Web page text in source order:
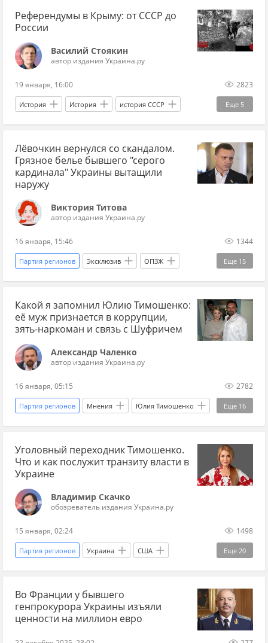
Петр Порошенко* Россия
коррупция Батькивщина
Референдумы в Крыму: от СССР до
России
Василий Стоякин
автор издания Украина.ру
19 января, 16:00 2823
Еще 5
История История история СССР
история Украины история Новороссии
Крым референдум
Референдум о статусе Крыма (2014)
Лёвочкин вернулся со скандалом.
Грязное белье бывшего "серого
кардинала" Украины вытащили
наружу
Виктория Титова
автор издания Украина.ру
16 января, 15:46 1344
Еще 15
Партия регионов Эксклюзив ОПЗЖ
Сергей Левочкин Украина
Донецкая область Виктор Янукович
Администрация президента Князев Сергей
Майдан Украина.ру
Офис президента Банковая
киевский режим
Юлия Тимошенко Батькивщина
Какой я запомнил Юлию Тимошенко:
её муж признается в коррупции,
зять-наркоман и связь с Шуфричем
Александр Чаленко
автор издания Украина.ру
16 января, 05:15 2782
Еще 16
Партия регионов Мнения Юлия Тимошенко
Нестор Шуфрич Шон Карр
Александр Тимошенко Виктор Ющенко
Петр Порошенко* Евгения Тимошенко
Михаил Бродский Мустафа Найем
Украина.ру Верховная Рада Рада
Брюссель
Батькивщина коррупция
Уголовный переходник Тимошенко.
Что и как послужит транзиту власти в
Украине
Владимир Скачко
обозреватель издания Украина.ру
15 января, 02:24 1498
Еще 20
Партия регионов Украина США
Россия Владимир Зеленский Рада
Батькивщина Юлия Тимошенко
Владимир Скачко весь Скачко
Во Франции у бывшего
генпрокурора Украины изъяли
ценности на миллион евро